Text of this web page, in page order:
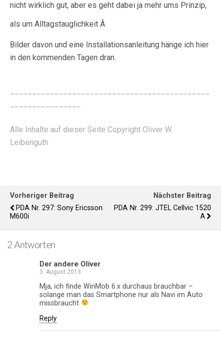
nicht wirklich gut, aber es geht dabei ja mehr ums Prinzip,
als um Alltagstauglichkeit Â
Bilder davon und eine Installationsanleitung hänge ich hier
in den kommenden Tagen dran.
Alle Inhalte auf dieser Seite Copyright Oliver W.
Leibenguth
Vorheriger Beitrag
PDA Nr. 297: Sony Ericsson
M600i
Nächster Beitrag
PDA Nr. 299: JTEL Cellvic 1520
A
2 Antworten
Der andere Oliver
3. August 2013
Mja, ich finde WinMob 6.x durchaus brauchbar –
solange man das Smartphone nur als Navi im Auto
missbraucht
Reply